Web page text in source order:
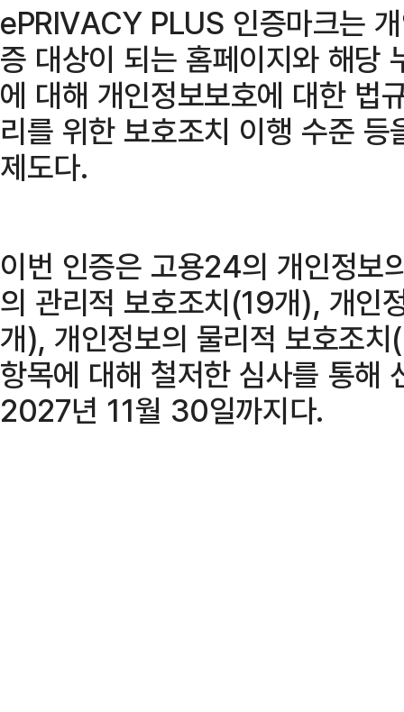
ePRIVACY PLUS 인증마크는
증 대상이 되는 홈페이지와 해당
에 대해 개인정보보호에 대한 법
리를 위한 보호조치 이행 수준
제도다.
이번 인증은 고용24의 개인정보
의 관리적 보호조치(19개), 개인
개), 개인정보의 물리적 보호조
항목에 대해 철저한 심사를 통해
2027년 11월 30일까지다.